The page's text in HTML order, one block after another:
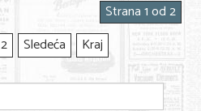
Strana 1 od 2
2 Sledeća Kraj